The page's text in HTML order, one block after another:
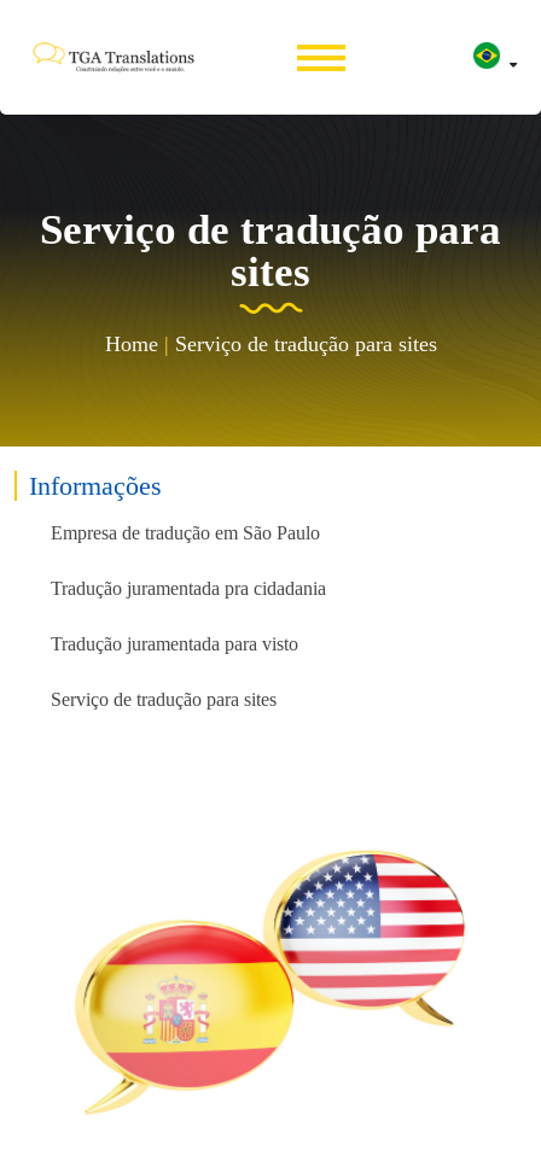
Serviço de tradução para
sites
Home| Serviço de tradução para sites
Informações
Empresa de tradução em São Paulo
Tradução juramentada pra cidadania
Tradução juramentada para visto
Serviço de tradução para sites